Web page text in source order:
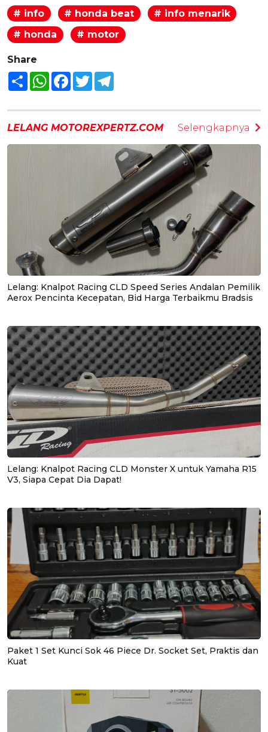
# info
# honda beat
# info menarik
# honda
# motor
Share
Share WhatsAppFacebook
Twitter
LELANG MOTOREXPERTZ.COM Selengkapnya
Lelang: Knalpot Racing CLD Speed Series Andalan Pemilik
Aerox Pencinta Kecepatan, Bid Harga Terbaikmu Bradsis
Lelang: Knalpot Racing CLD Monster X untuk Yamaha R15
V3, Siapa Cepat Dia Dapat!
Paket 1 Set Kunci Sok 46 Piece Dr. Socket Set, Praktis dan
Kuat